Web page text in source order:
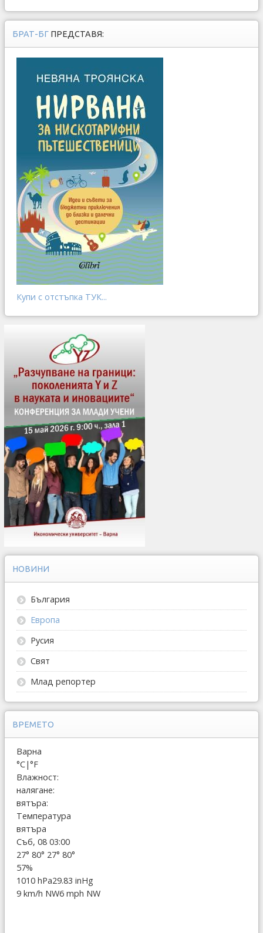
БРАТ-БГ ПРЕДСТАВЯ:
Купи с отстъпка ТУК...
НОВИНИ
България
Европа
Русия
Свят
Млад репортер
ВРЕМЕТО
Варна
°C|°F
Влажност:
налягане:
вятъра:
Температура
вятъра
Съб, 08 03:00
27° 80° 27° 80°
57%
1010 hPa29.83 inHg
9 km/h NW6 mph NW